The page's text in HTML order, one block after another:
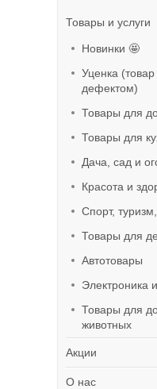
Товары и услуги
Новинки 🤩
Уценка
дефектом)
Товары для
Товары для
Дача, сад и
Красота и
Спорт,
Товары для
Автотовары
Электроника
Товары для
животных
Акции
О нас